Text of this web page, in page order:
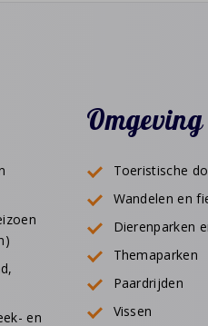
en
Omgeving
Toeristische
Wandelen en
Dierenparken
Themaparken
Paardrijden
Vissen